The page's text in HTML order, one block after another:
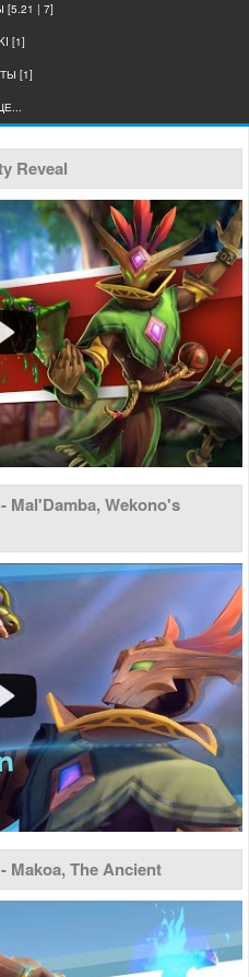
| 7]
[1]
[1]
Reveal
Mal'Damba, Wekono's
Makoa, The Ancient